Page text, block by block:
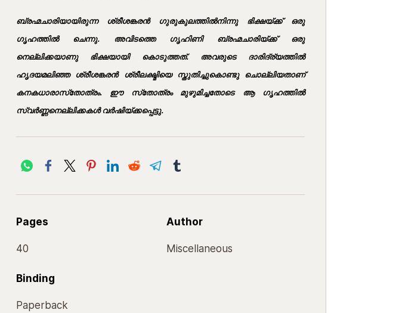
ബ്രഹ്മചാരിയായിരുന്ന ശ്രീശങ്കരന്‍ ഗുരുകുലത്തില്‍നിന്നു ഭിക്ഷയ്ക്ക് ഒരു
ഗൃഹത്തില്‍ ചെന്നു. അവിടത്തെ ഗൃഹിണി ബ്രഹ്മചാരിയ്ക്ക് ഒരു
നെല്ലിക്കയാണു ഭിക്ഷയായി കൊടുത്തത്. അവരുടെ ദാരിദ്ര്യത്തില്‍
ഹൃദയമലിഞ്ഞ ശ്രീശങ്കരന്‍ ശ്രീലക്ഷ്മിയെ സ്തുതിച്ചുകൊണ്ടു ചൊല്ലിയതാണ്
കനകധാരാസ്‌തോത്രം. ഈ സ്‌തോത്രം മുഴുമിച്ചതോടെ ആ ഗൃഹത്തില്‍
സ്വര്‍ണ്ണനെല്ലിക്കകള്‍ വര്‍ഷിയ്ക്കപ്പെട്ടു.
Pages
40
Author
Miscellaneous
Binding
Paperback